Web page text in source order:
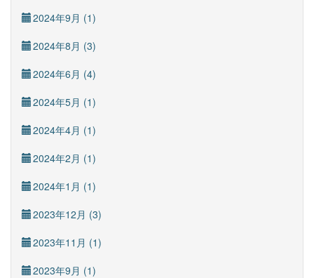
2024年9月 (1)
2024年8月 (3)
2024年6月 (4)
2024年5月 (1)
2024年4月 (1)
2024年2月 (1)
2024年1月 (1)
2023年12月 (3)
2023年11月 (1)
2023年9月 (1)